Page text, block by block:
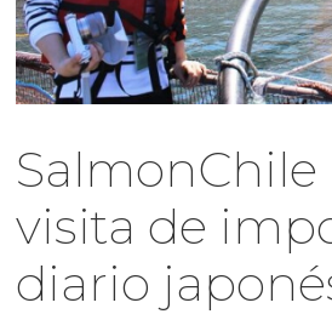
SalmonChile
visita de
diario